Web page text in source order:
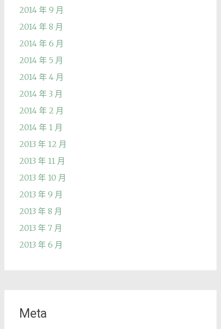
2014 年 9 月
2014 年 8 月
2014 年 6 月
2014 年 5 月
2014 年 4 月
2014 年 3 月
2014 年 2 月
2014 年 1 月
2013 年 12 月
2013 年 11 月
2013 年 10 月
2013 年 9 月
2013 年 8 月
2013 年 7 月
2013 年 6 月
Meta